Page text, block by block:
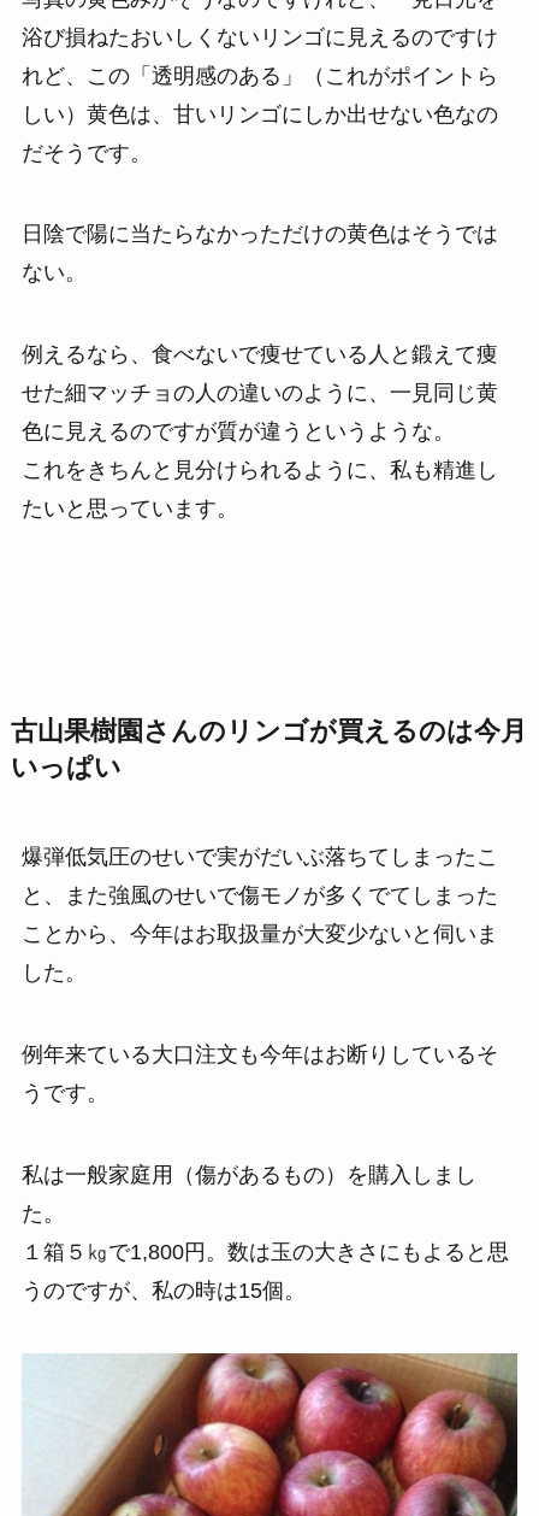
浴び損ねたおいしくないリンゴに見えるのですけ
れど、この「透明感のある」（これがポイントら
しい）黄色は、甘いリンゴにしか出せない色なの
だそうです。
日陰で陽に当たらなかっただけの黄色はそうでは
ない。
例えるなら、食べないで痩せている人と鍛えて痩
せた細マッチョの人の違いのように、一見同じ黄
色に見えるのですが質が違うというような。
これをきちんと見分けられるように、私も精進し
たいと思っています。
古山果樹園さんのリンゴが買えるのは今月
いっぱい
爆弾低気圧のせいで実がだいぶ落ちてしまったこ
と、また強風のせいで傷モノが多くでてしまった
ことから、今年はお取扱量が大変少ないと伺いま
した。
例年来ている大口注文も今年はお断りしているそ
うです。
私は一般家庭用（傷があるもの）を購入しまし
た。
１箱５㎏で1,800円。数は玉の大きさにもよると思
うのですが、私の時は15個。